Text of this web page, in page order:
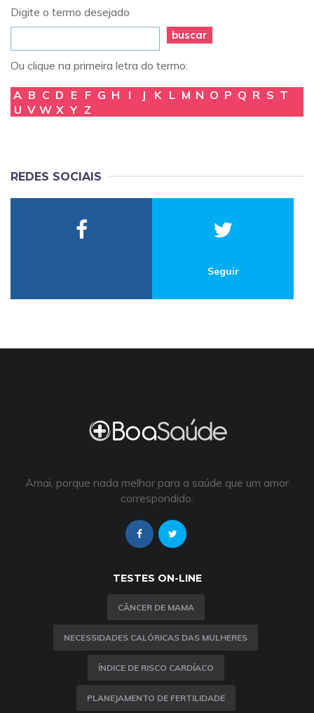
Digite o termo desejado
buscar
Ou clique na primeira letra do termo:
A B C D E F G H I J K L M N O P Q R S T
U V W X Y Z
REDES SOCIAIS
Seguir
Amai, porque nada melhor para a saúde que um amor
correspondido.
TESTES ON-LINE
CÂNCER DE MAMA
NECESSIDADES CALÓRICAS DAS MULHERES
ÍNDICE DE RISCO CARDÍACO
PLANEJAMENTO DE FERTILIDADE